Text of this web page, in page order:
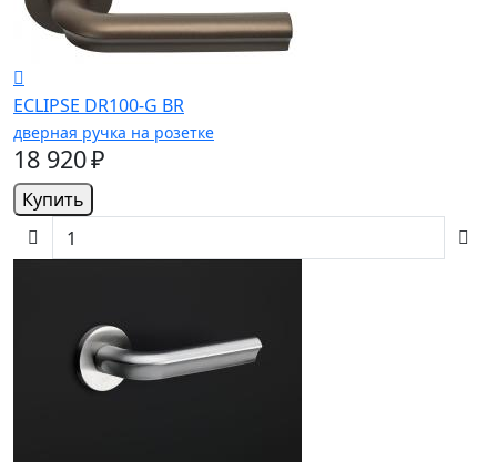
ECLIPSE DR100-G BR
дверная ручка на розетке
18 920 ₽
Купить